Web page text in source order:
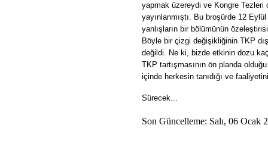
yapmak üzereydi ve Kongre Tezleri
yayınlanmıştı. Bu broşürde 12
yanlışların bir bölümünün
Böyle bir çizgi değişikliğinin TKP
değildi. Ne ki, bizde etkinin dozu
TKP tartışmasının ön planda
içinde herkesin tanıdığı ve
Sürecek...
Son Güncelleme: Salı, 06 Ocak